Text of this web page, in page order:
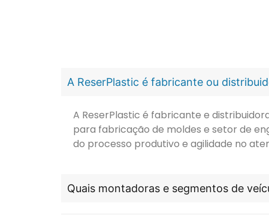
A ReserPlastic é fabricante ou
A ReserPlastic é fabricante e
para fabricação de moldes e setor de
do processo produtivo e agilidade no
Quais montadoras e segmentos de